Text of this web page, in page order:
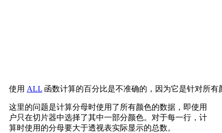
使用 ALL 函数计算的百分比是不准确的，因为它是针对所有
这里的问题是计算分母时使用了所有颜色的数据，即使用
户只在切片器中选择了其中一部分颜色。对于每一行，计
算时使用的分母要大于透视表实际显示的总数。